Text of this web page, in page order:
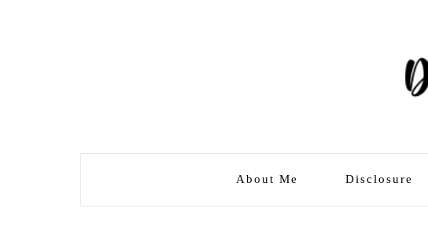
About Me Disclosure